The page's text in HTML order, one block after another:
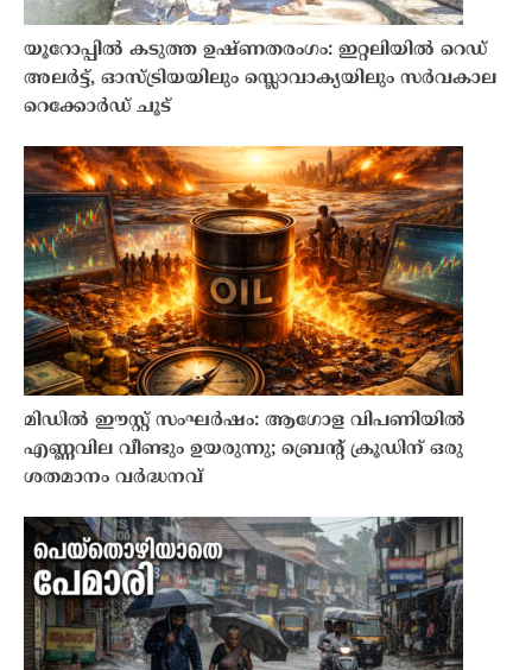
യൂറോപ്പിൽ കടുത്ത ഉഷ്ണതരംഗം: ഇറ്റലിയിൽ റെഡ്
അലർട്ട്, ഓസ്ട്രിയയിലും സ്ലൊവാക്യയിലും സർവകാല
റെക്കോർഡ് ചൂട്
മിഡിൽ ഈസ്റ്റ് സംഘർഷം: ആഗോള വിപണിയിൽ
എണ്ണവില വീണ്ടും ഉയരുന്നു; ബ്രെൻ്റ് ക്രൂഡിന് ഒരു
ശതമാനം വർദ്ധനവ്